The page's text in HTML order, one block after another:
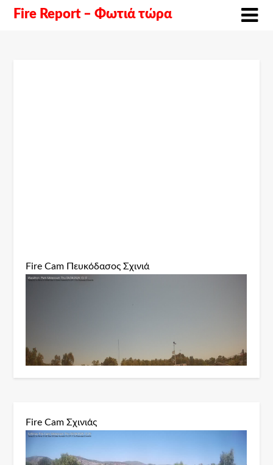
Fire Report – Φωτιά τώρα
Fire Cam Πευκόδασος Σχινιά
Fire Cam Σχινιάς